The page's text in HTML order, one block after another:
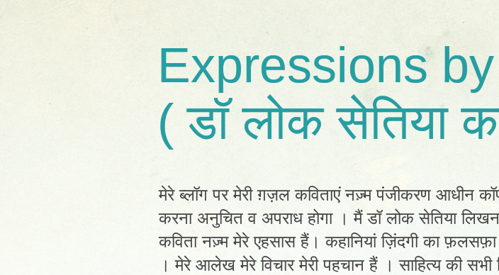
Expressions
( डॉ लोक सेतिया
मेरे ब्लॉग पर मेरी ग़ज़ल कविताएं नज़्म पंजीकरण आधीन
करना अनुचित व अपराध होगा । मैं डॉ लोक सेतिया
कविता नज़्म मेरे एहसास हैं। कहानियां ज़िंदगी का
। मेरे आलेख मेरे विचार मेरी पहचान हैं । साहित्य की सभी